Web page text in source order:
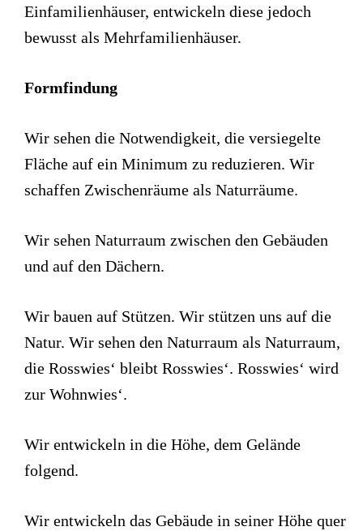
Einfamilienhäuser, entwickeln diese jedoch
bewusst als Mehrfamilienhäuser.
Formfindung
Wir sehen die Notwendigkeit, die versiegelte
Fläche auf ein Minimum zu reduzieren. Wir
schaffen Zwischenräume als Naturräume.
Wir sehen Naturraum zwischen den Gebäuden
und auf den Dächern.
Wir bauen auf Stützen. Wir stützen uns auf die
Natur. Wir sehen den Naturraum als Naturraum,
die Rosswies‘ bleibt Rosswies‘. Rosswies‘ wird
zur Wohnwies‘.
Wir entwickeln in die Höhe, dem Gelände
folgend.
Wir entwickeln das Gebäude in seiner Höhe quer